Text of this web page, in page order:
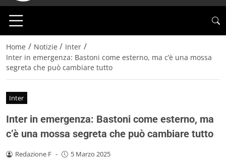
Home / Notizie / Inter /
Inter in emergenza: Bastoni come esterno, ma c’è una mossa
segreta che può cambiare tutto
Inter
Inter in emergenza: Bastoni come esterno, ma
c’è una mossa segreta che può cambiare tutto
Redazione F - 5 Marzo 2025